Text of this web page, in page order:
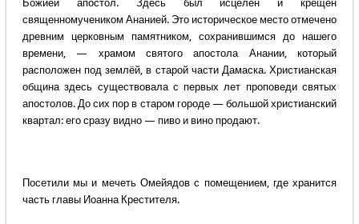
Божией апостол. Здесь был исцелён и крещён
священномучеником Ананией. Это историческое место отмечено
древним церковным памятником, сохранившимся до нашего
времени, — храмом святого апостола Анании, который
расположен под землёй, в старой части Дамаска. Христианская
община здесь существовала с первых лет проповеди святых
апостолов. До сих пор в старом городе — большой христианский
квартал: его сразу видно — пиво и вино продают.
Посетили мы и мечеть Омейядов с помещением, где хранится
часть главы Иоанна Крестителя.